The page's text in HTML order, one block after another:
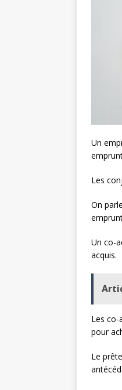
Un
Les
On
Un co-
acquis.
Les co-
pour
Le